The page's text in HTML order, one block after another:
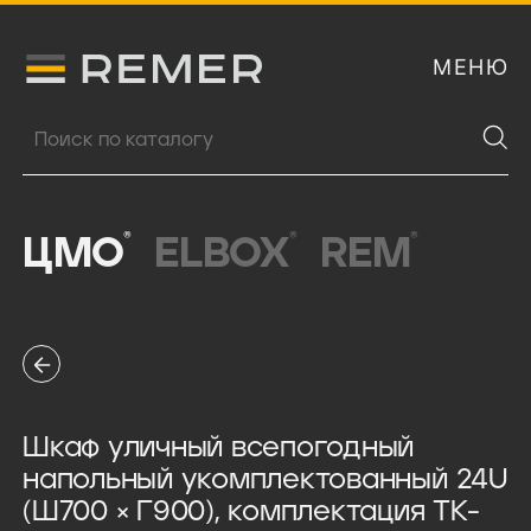
Логитип компании Remer МЕНЮ
Поиск продукции
ЦМО® ELBOX® REM ®
Шкаф уличный всепогодный
напольный укомплектованный 24U
(Ш700 × Г900), комплектация ТК-